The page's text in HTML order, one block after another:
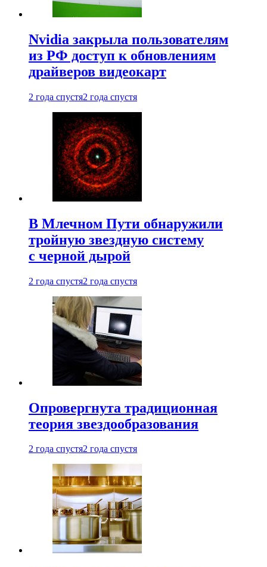
Nvidia закрыла пользователям
из РФ доступ к обновлениям
драйверов видеокарт
2 года спустя2 года спустя
В Млечном Пути обнаружили
тройную звездную систему
с черной дырой
2 года спустя2 года спустя
Опровергнута традиционная
теория звездообразования
2 года спустя2 года спустя